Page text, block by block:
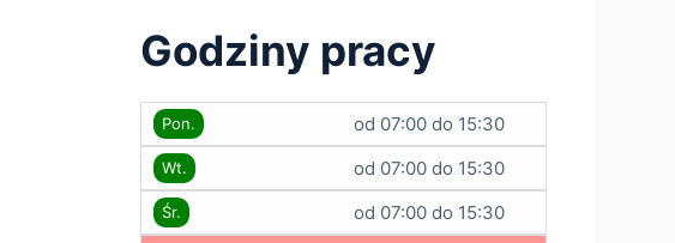
Godziny pracy
Pon. od 07:00 do 15:30
Wt. od 07:00 do 15:30
Śr. od 07:00 do 15:30